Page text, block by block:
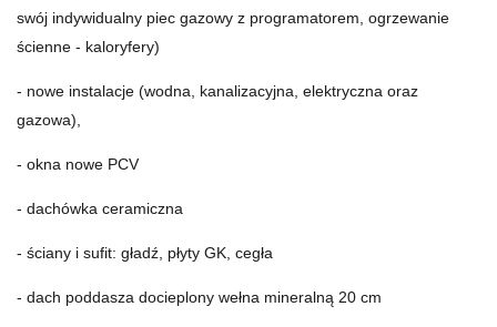
swój indywidualny piec gazowy z programatorem, ogrzewanie
ścienne - kaloryfery)
- nowe instalacje (wodna, kanalizacyjna, elektryczna oraz
gazowa),
- okna nowe PCV
- dachówka ceramiczna
- ściany i sufit: gładź, płyty GK, cegła
- dach poddasza docieplony wełna mineralną 20 cm